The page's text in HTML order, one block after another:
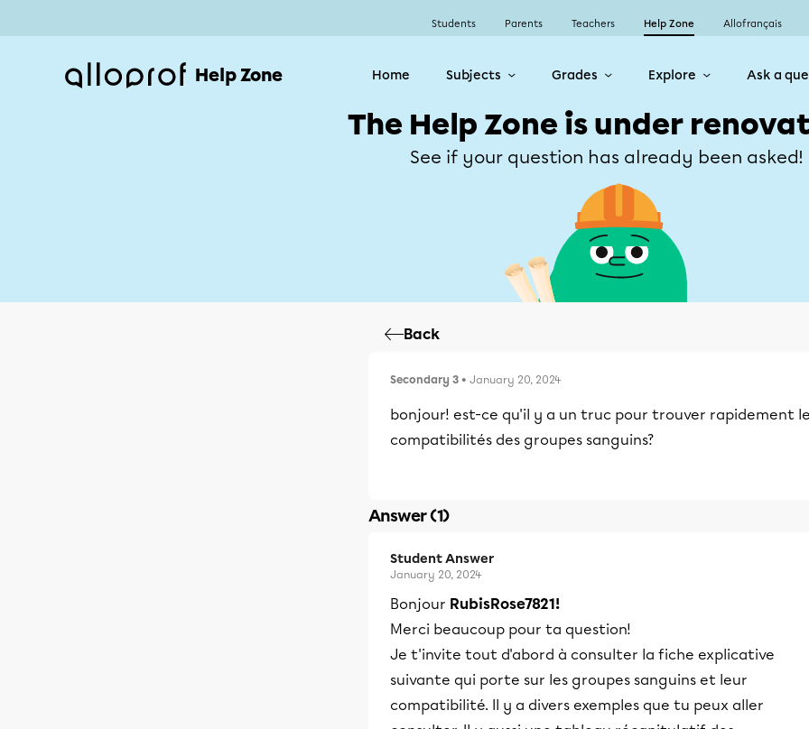
Students Parents Teachers Help Zone Allofrançais
Help Zone Home Subjects Grades Explore Ask a
The Help Zone is under
See if your question has already been asked!
Back
Secondary 3 • January 20, 2024
bonjour! est-ce qu'il y a un truc pour trouver rapidement
compatibilités des groupes sanguins?
Answer (1)
Student Answer
January 20, 2024
Bonjour RubisRose7821!
Merci beaucoup pour ta question!
Je t'invite tout d'abord à consulter la fiche explicative
suivante qui porte sur les groupes sanguins et leur
compatibilité. Il y a divers exemples que tu peux aller